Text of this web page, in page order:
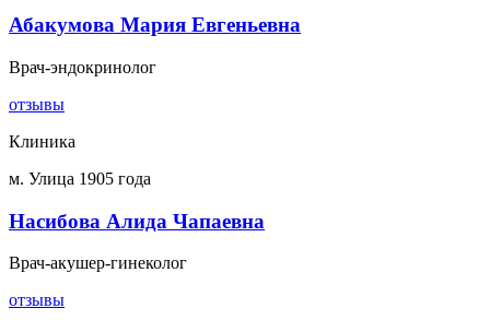
Абакумова Мария Евгеньевна
Врач-эндокринолог
отзывы
Клиника
м. Улица 1905 года
Насибова Алида Чапаевна
Врач-акушер-гинеколог
отзывы